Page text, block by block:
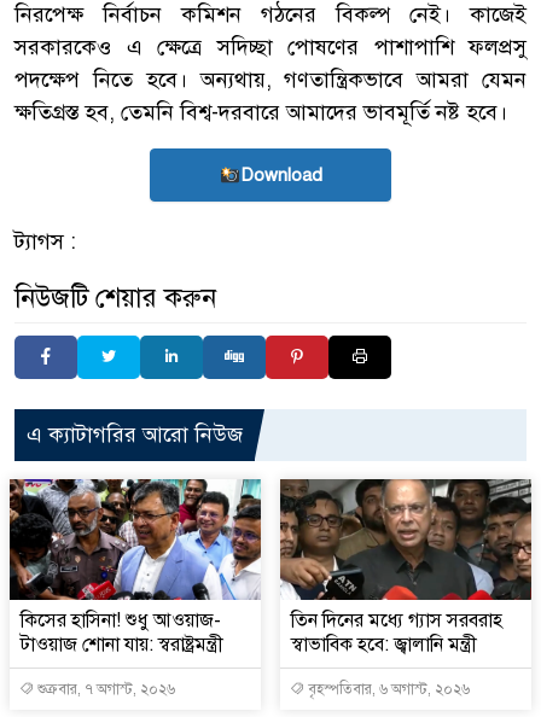
নিরপেক্ষ নির্বাচন কমিশন গঠনের বিকল্প নেই। কাজেই
সরকারকেও এ ক্ষেত্রে সদিচ্ছা পোষণের পাশাপাশি ফলপ্রসু
পদক্ষেপ নিতে হবে। অন্যথায়, গণতান্ত্রিকভাবে আমরা যেমন
ক্ষতিগ্রস্ত হব, তেমনি বিশ্ব-দরবারে আমাদের ভাবমূর্তি নষ্ট হবে।
Download
ট্যাগস :
নিউজটি শেয়ার করুন
এ ক্যাটাগরির আরো নিউজ
কিসের হাসিনা! শুধু আওয়াজ-
টাওয়াজ শোনা যায়: স্বরাষ্ট্রমন্ত্রী
শুক্রবার, ৭ অগাস্ট, ২০২৬
তিন দিনের মধ্যে গ্যাস সরবরাহ
স্বাভাবিক হবে: জ্বালানি মন্ত্রী
বৃহস্পতিবার, ৬ অগাস্ট, ২০২৬